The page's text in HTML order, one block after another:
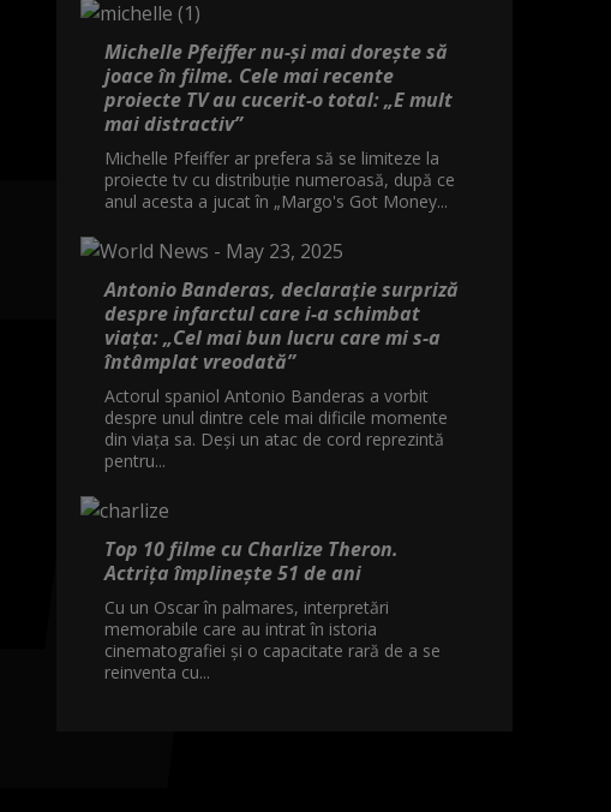
Michelle Pfeiffer nu-și mai dorește să
joace în filme. Cele mai recente
proiecte TV au cucerit-o total: „E mult
mai distractiv”
Michelle Pfeiffer ar prefera să se limiteze la
proiecte tv cu distribuție numeroasă, după ce
anul acesta a jucat în „Margo's Got Money...
Antonio Banderas, declarație surpriză
despre infarctul care i-a schimbat
viața: „Cel mai bun lucru care mi s-a
întâmplat vreodată”
Actorul spaniol Antonio Banderas a vorbit
despre unul dintre cele mai dificile momente
din viața sa. Deși un atac de cord reprezintă
pentru...
Top 10 filme cu Charlize Theron.
Actrița împlinește 51 de ani
Cu un Oscar în palmares, interpretări
memorabile care au intrat în istoria
cinematografiei și o capacitate rară de a se
reinventa cu...